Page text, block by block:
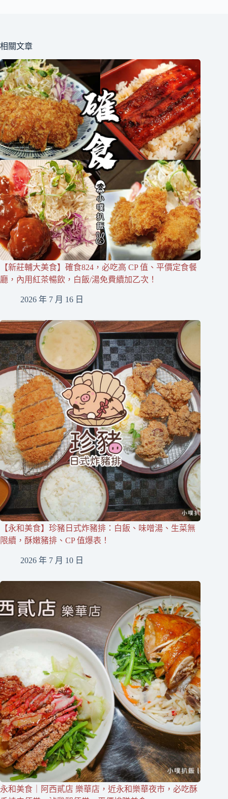
相關文章
【新莊輔大美食】確食824，必吃高 CP 值、平價定食餐
廳，內用紅茶暢飲，白飯/湯免費續加乙次！
2026 年 7 月 16 日
【永和美食】珍豬日式炸豬排：白飯、味噌湯、生菜無
限續，酥嫩豬排、CP 值爆表！
2026 年 7 月 10 日
永和美食｜阿西貳店 樂華店，近永和樂華夜市，必吃酥